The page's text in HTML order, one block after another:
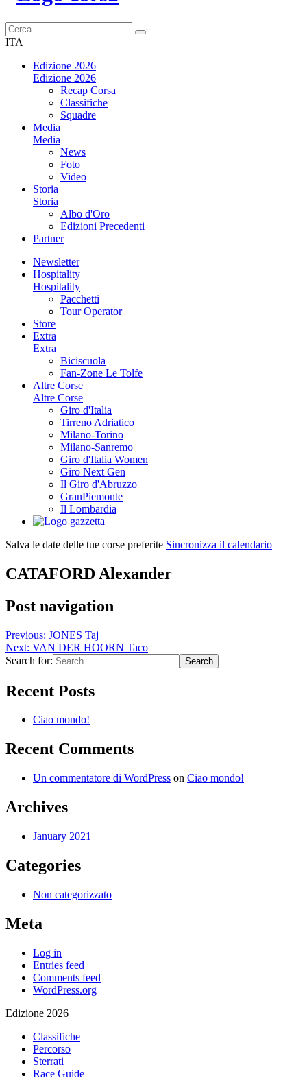
ITA
Edizione 2026
Edizione 2026
Recap Corsa
Classifiche
Squadre
Media
Media
News
Foto
Video
Storia
Storia
Albo d'Oro
Edizioni Precedenti
Partner
Newsletter
Hospitality
Hospitality
Pacchetti
Tour Operator
Store
Extra
Extra
Biciscuola
Fan-Zone Le Tolfe
Altre Corse
Altre Corse
Giro d'Italia
Tirreno Adriatico
Milano-Torino
Milano-Sanremo
Giro d'Italia Women
Giro Next Gen
Il Giro d'Abruzzo
GranPiemonte
Il Lombardia
Salva le date delle tue corse preferite Sincronizza il calendario
CATAFORD Alexander
Post navigation
Previous: JONES Taj
Next: VAN DER HOORN Taco
Search for:
Recent Posts
Ciao mondo!
Recent Comments
Un commentatore di WordPress on Ciao mondo!
Archives
January 2021
Categories
Non categorizzato
Meta
Log in
Entries feed
Comments feed
WordPress.org
Edizione 2026
Classifiche
Percorso
Sterrati
Race Guide